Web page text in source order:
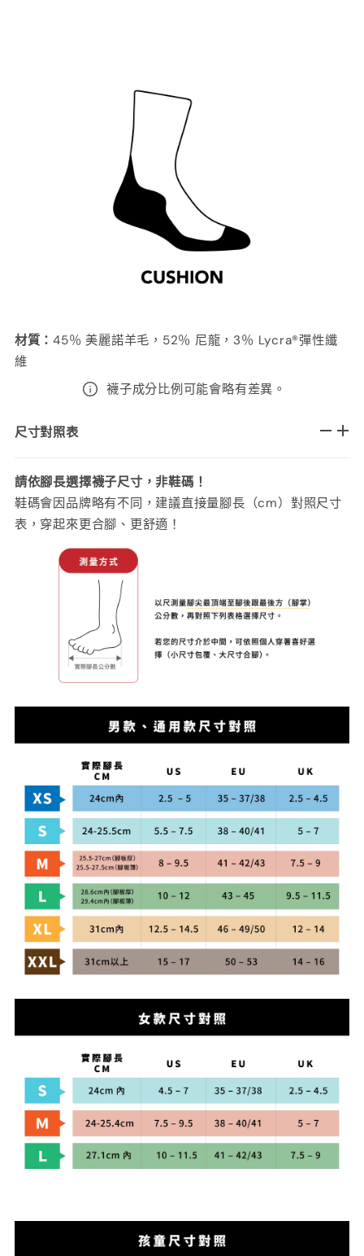
材質 ：45％ 美麗諾羊毛，52％ 尼龍，3％ Lycra®彈性纖
維
襪子成分比例可能會略有差異。
尺寸對照表
請依腳長選擇襪子尺寸，非鞋碼！
鞋碼會因品牌略有不同，建議直接量腳長（cm）對照尺寸
表，穿起來更合腳、更舒適！